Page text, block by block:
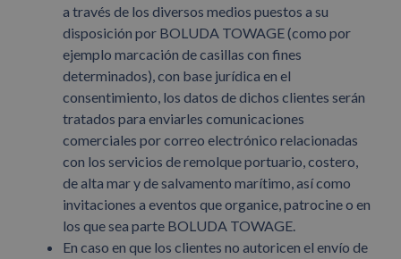
a través de los diversos medios puestos a su
disposición por BOLUDA TOWAGE (como por
ejemplo marcación de casillas con fines
determinados), con base jurídica en el
consentimiento, los datos de dichos clientes serán
tratados para enviarles comunicaciones
comerciales por correo electrónico relacionadas
con los servicios de remolque portuario, costero,
de alta mar y de salvamento marítimo, así como
invitaciones a eventos que organice, patrocine o en
los que sea parte BOLUDA TOWAGE.
En caso en que los clientes no autoricen el envío de